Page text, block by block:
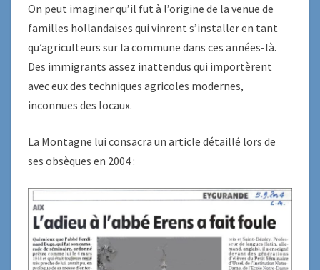
On peut imaginer qu’il fut à l’origine de la venue de
familles hollandaises qui vinrent s’installer en tant
qu’agriculteurs sur la commune dans ces années-là.
Des immigrants assez inattendus qui importèrent
avec eux des techniques agricoles modernes,
inconnues des locaux.
La Montagne lui consacra un article détaillé lors de
ses obsèques en 2004 :